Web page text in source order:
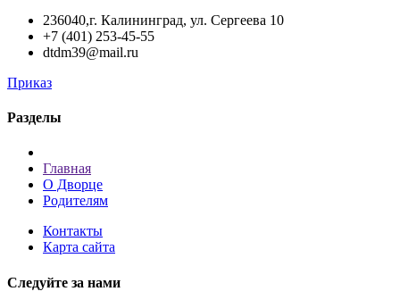
236040,г. Калининград, ул. Сергеева 10
+7 (401) 253-45-55
dtdm39@mail.ru
Приказ
Разделы
Главная
О Дворце
Родителям
Контакты
Карта сайта
Следуйте за нами